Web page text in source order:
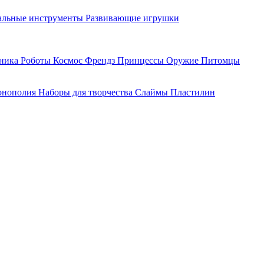
инструменты Развивающие игрушки
Роботы Космос Френдз Принцессы Оружие Питомцы
Наборы для творчества Слаймы Пластилин